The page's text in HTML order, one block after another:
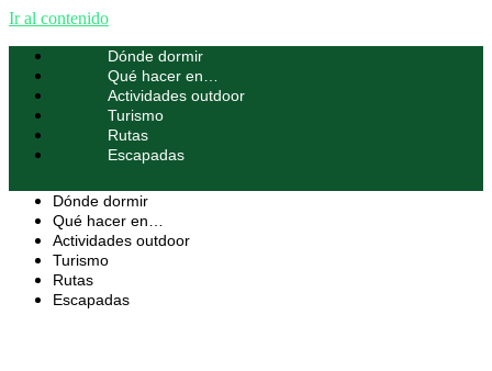
Ir al contenido
Dónde dormir
Qué hacer en…
Actividades outdoor
Turismo
Rutas
Escapadas
Dónde dormir
Qué hacer en…
Actividades outdoor
Turismo
Rutas
Escapadas